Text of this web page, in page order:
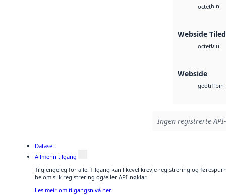
octetbin
Webside
octetbin
Webside
geotiffbin
Ingen registrerte
Datasett
Allmenn tilgang
Tilgjengeleg for alle. Tilgang kan likevel krevje registrering og
be om slik registrering og/eller API-nøklar.
Les meir om tilgangsnivå her